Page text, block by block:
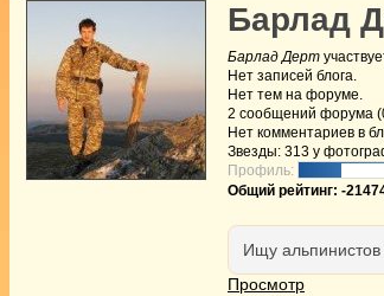
Барлад
Барлад Дерт
Нет записей блога.
Нет тем на форуме.
2 сообщений форума
Нет комментариев в
Звезды: 313 у
Профиль:
Общий рейтинг: -
Ищу альпинистов
Просмотр